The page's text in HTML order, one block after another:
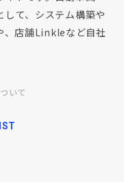
て、システム構築や
、店舗Linkleなど自社
いて